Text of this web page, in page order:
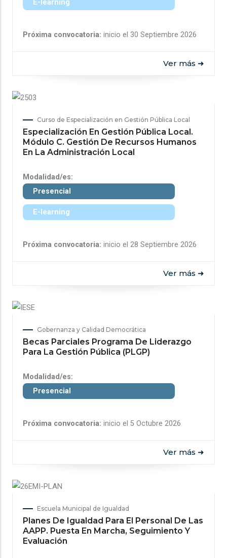
E-learning
Próxima convocatoria: inicio el 30 Septiembre 2026
Ver más ➜
Curso de Especialización en Gestión Pública Local
Especialización En Gestión Pública Local.
Módulo C. Gestión De Recursos Humanos
En La Administración Local
Modalidad/es:
Presencial
E-learning
Próxima convocatoria: inicio el 28 Septiembre 2026
Ver más ➜
Gobernanza y Calidad Democrática
Becas Parciales Programa De Liderazgo
Para La Gestión Pública (PLGP)
Modalidad/es:
Presencial
Próxima convocatoria: inicio el 5 Octubre 2026
Ver más ➜
Escuela Municipal de Igualdad
Planes De Igualdad Para El Personal De Las
AAPP. Puesta En Marcha, Seguimiento Y
Evaluación